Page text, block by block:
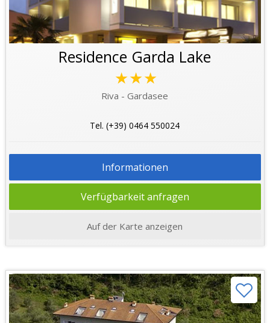
Residence Garda Lake
★★★
Riva - Gardasee
Tel. (+39) 0464 550024
Informationen
Verfügbarkeit anfragen
Auf der Karte anzeigen